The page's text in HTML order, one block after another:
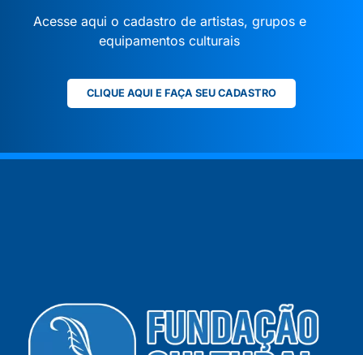
Acesse aqui o cadastro de artistas, grupos e
equipamentos culturais
CLIQUE AQUI E FAÇA SEU CADASTRO